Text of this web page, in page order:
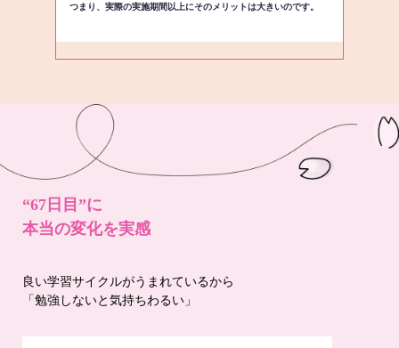
つまり、実際の実施期間以上にそのメリットは大きいのです。
“67日目”に
本当の変化を実感
良い学習サイクルがうまれているから
「勉強しないと気持ちわるい」